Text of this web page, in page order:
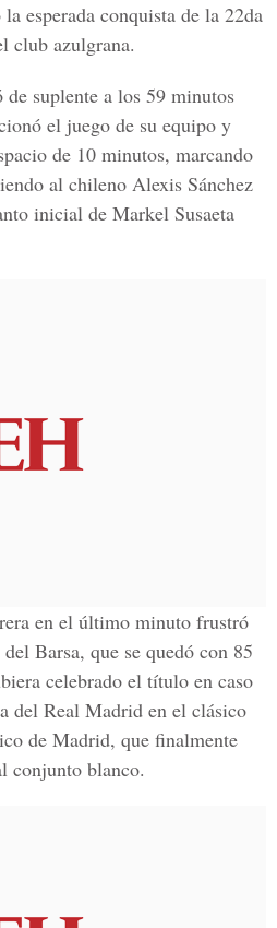
esperada conquista de la 22da
club azulgrana.
suplente a los 59 minutos
el juego de su equipo y
de 10 minutos, marcando
al chileno Alexis Sánchez
inicial de Markel Susaeta
en el último minuto frustró
Barsa, que se quedó con 85
celebrado el título en caso
del Real Madrid en el clásico
de Madrid, que finalmente
conjunto blanco.